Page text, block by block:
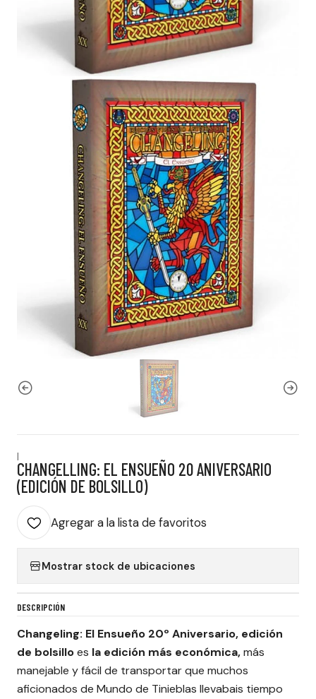
|
CHANGELLING: EL ENSUEÑO 20 ANIVERSARIO
(EDICIÓN DE BOLSILLO)
Agregar a la lista de favoritos
Mostrar stock de ubicaciones
DESCRIPCIÓN
Changeling: El Ensueño 20º Aniversario, edición
de bolsilloes la edición más económica,más
manejable y fácil de transportar que muchos
aficionados de Mundo de Tinieblas llevabais tiempo